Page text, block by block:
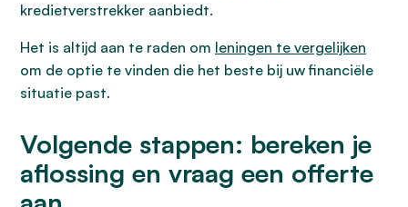
kredietverstrekker aanbiedt.
Het is altijd aan te raden om leningen te vergelijken
om de optie te vinden die het beste bij uw financiële
situatie past.
Volgende stappen: bereken je
aflossing en vraag een offerte